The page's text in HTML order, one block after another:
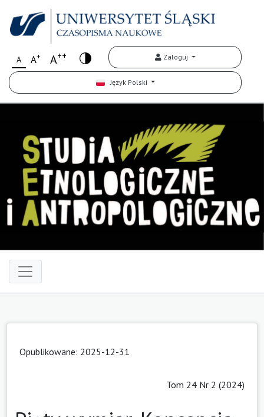
A A+ A++ Zaloguj
Język Polski
Opublikowane: 2025-12-31
Tom 24 Nr 2 (2024)